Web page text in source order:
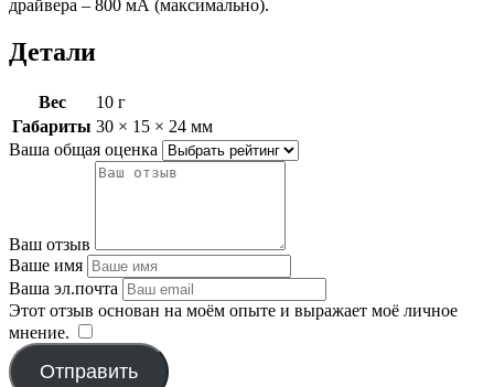
драйвера – 800 мА (максимально).
Детали
Вес
10 г
Габариты 30 × 15 × 24 мм
Ваша общая оценка
Ваш отзыв
Ваше имя
Ваша эл.почта
Этот отзыв основан на моём опыте и выражает моё личное
мнение.
Отправить